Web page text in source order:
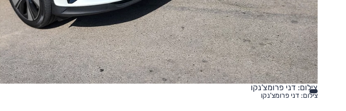
צילום: דני פרומצ'נקו
צילום: דני פרומצ'נקו